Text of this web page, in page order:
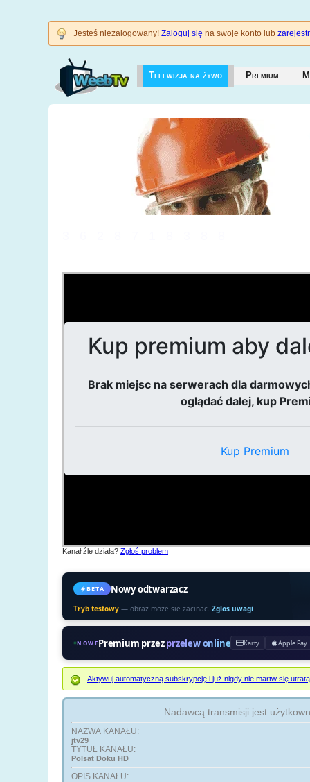
Jesteś niezalogowany! Zaloguj się na swoje konto lub
Telewizja na żywo Premium
Kanał źle działa? Zgłoś problem
BETA Nowy odtwarzacz
Tryb testowy — obraz moze sie zacinac. Zglos uwagi
NOWEPremium przezprzelew online Karty Apple Pay
Aktywuj automatyczną subskrypcję i już nigdy nie martw się
Nadawcą transmisji jest
NAZWA KANAŁU:
jtv29
TYTUŁ KANAŁU:
Polsat Doku HD
OPIS KANAŁU: